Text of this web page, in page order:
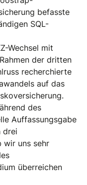
befasste
SQL-
Wechsel mit
der dritten
recherchierte
auf das
des
Auffassungsgabe
drei
wir uns sehr
überreichen